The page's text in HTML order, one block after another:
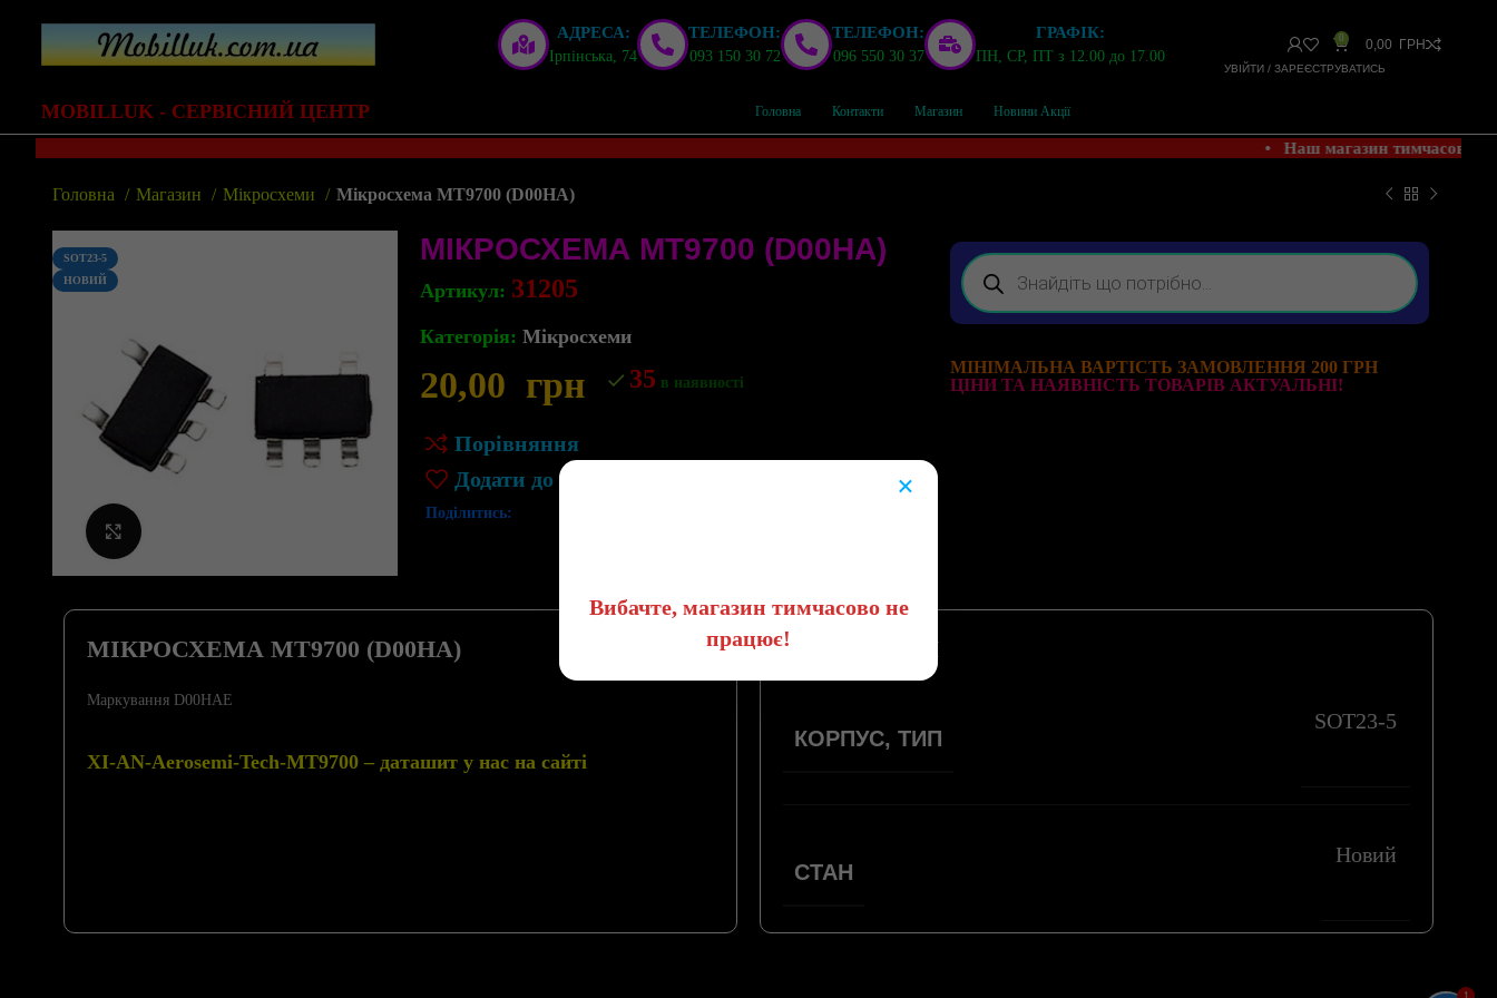
АДРЕСА:
Ірпінська, 74
ТЕЛЕФОН:
093 150 30 72
ТЕЛЕФОН:
096 550 30 37
ГРАФІК:
ПН, СР, ПТ з 12.00 до 17.00
УВІЙТИ / ЗАРЕЄСТРУВАТИСЬ
0 0,00 ГРН
MOBILLUK - СЕРВІСНИЙ ЦЕНТР Головна Контакти Магазин Новини Акції
• Наш магазин тимчасово
Головна Магазин Мікросхеми Мікросхема MT9700 (D00HA)
SOT23-5
НОВИЙ
МІКРОСХЕМА MT9700 (D00HA)
Артикул: 31205
Категорія: Мікросхеми
20,00 грн 35 в наявності
Порівняння
Додати до списку бажань
Поділитись:
МІНІМАЛЬНА ВАРТІСТЬ ЗАМОВЛЕННЯ 200 ГРН
ЦІНИ ТА НАЯВНІСТЬ ТОВАРІВ АКТУАЛЬНІ!
МІКРОСХЕМА MT9700 (D00HA)
Маркування D00HAE
XI-AN-Aerosemi-Tech-MT9700 – даташит у нас на сайті
ПАРАМЕТРИ
КОРПУС, ТИП
SOT23-5
СТАН
Новий
×
Вибачте, магазин тимчасово не
працює!
1